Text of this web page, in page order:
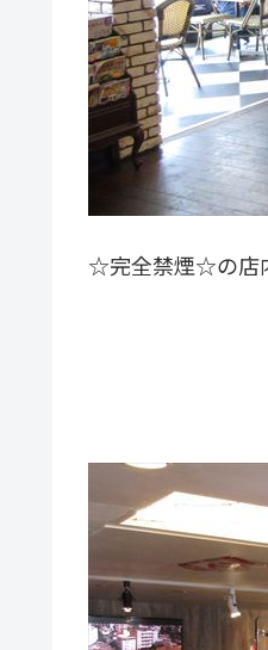
☆完全禁煙☆の店